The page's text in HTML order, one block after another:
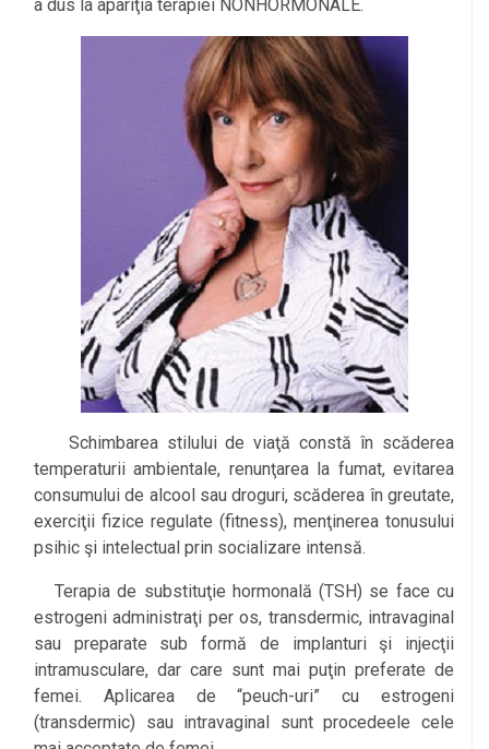
a dus la apariţia terapiei NONHORMONALE.
Schimbarea stilului de viaţă constă în scăderea
temperaturii ambientale, renunţarea la fumat, evitarea
consumului de alcool sau droguri, scăderea în greutate,
exerciţii fizice regulate (fitness), menţinerea tonusului
psihic şi intelectual prin socializare intensă.
Terapia de substituţie hormonală (TSH) se face cu
estrogeni administraţi per os, transdermic, intravaginal
sau preparate sub formă de implanturi şi injecţii
intramusculare, dar care sunt mai puţin preferate de
femei. Aplicarea de “peuch-uri” cu estrogeni
(transdermic) sau intravaginal sunt procedeele cele